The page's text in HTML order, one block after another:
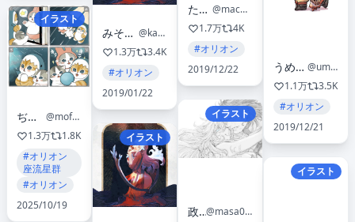
イラスト
ぢゅの🐈
@mofu_sand
1.3万
1.8K
#オリオン
座流星群
#オリオン
2025/10/19
みそかつ🐈‍⬛
@kan3thu
1.3万
3.4K
#オリオン
2019/01/22
イラスト
たろまち
@machidesuyoo
1.7万
4K
#オリオン
2019/12/22
イラスト
政踏
@masa0866
うめやま。
@ume22ke
1.1万
3.5K
#オリオン
2019/12/21
イラスト